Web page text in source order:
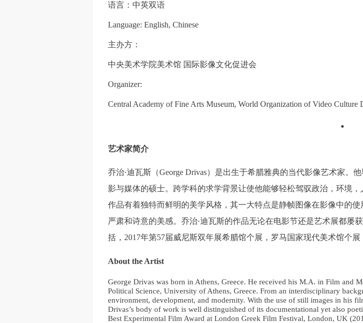
语言：中英双语
Language: English, Chinese
主办方：
中央美术学院美术馆 国际影像文化促进会
Organizer:
Central Academy of Fine Arts Museum, World Organization of Video Culture
●
艺术家简介
乔治·迪瓦斯（George Drivas）是出生于希腊雅典的当代影像艺术家
影与媒体的硕士。跨学科的求学背景让使他能够轻松驾驭政治，环境
作品有着独特而鲜明的美学风格，其一大特点是静帧图像在影像中的
严肃和诗意的美感。乔治·迪瓦斯的作品无论在电影节还是艺术展都屡
括，2017年第57届威尼斯双年展希腊馆个展，罗马国家现代美术馆个
About the Artist
George Drivas was born in Athens, Greece. He received his M.A. in Film and
Political Science, University of Athens, Greece. From an interdisciplinary
environment, development, and modernity. With the use of still images in his
Drivas’s body of work is well distinguished of its documentational yet also
Best Experimental Film Award at London Greek Film Festival, London, UK
参与中央美术学院美术馆公共教育部组织
动）的涉及本人的图像、照片、文字、著
美术学院资料库》《中央美术学院美术馆
机构和平台，在中央美术学院中使用和在
定享受相关权益。
参与中央美术学院美术馆公共教育部组织
动）的涉及本人的图像、照片、文字、著
美术学院资料库》《中央美术学院美术馆
机构和平台，在中央美术学院中使用和在
定享受相关权益。
参与中央美术学院美术馆公共教育部组织
动）的涉及本人的图像、照片、文字、著
美术学院资料库》《中央美术学院美术馆
机构和平台，在中央美术学院中使用和在
定享受相关权益。
快捷登录
手机号码
手机号码将作为您的登录
可使用雅昌艺术网会员账